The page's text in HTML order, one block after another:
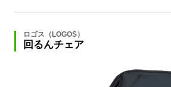
ロゴス（LOGOS）
回るんチェア